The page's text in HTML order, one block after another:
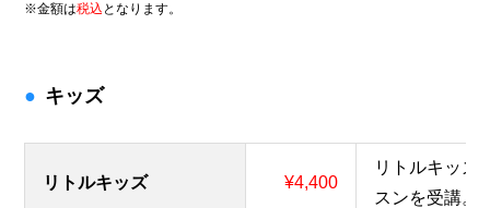
※金額は税込 となります。
キッズ
リトルキッズ ¥4,400
リトルキッズ
スンを受講。